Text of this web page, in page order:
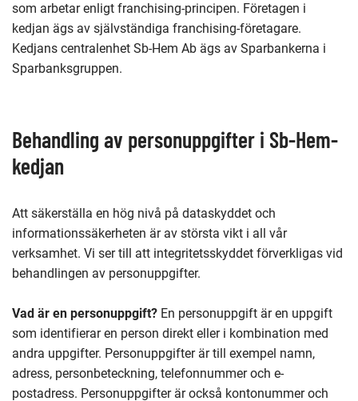
som arbetar enligt franchising-principen. Företagen i
kedjan ägs av självständiga franchising-företagare.
Kedjans centralenhet Sb-Hem Ab ägs av Sparbankerna i
Sparbanksgruppen.
Behandling av personuppgifter i Sb-Hem-
kedjan
Att säkerställa en hög nivå på dataskyddet och
informationssäkerheten är av största vikt i all vår
verksamhet. Vi ser till att integritetsskyddet förverkligas vid
behandlingen av personuppgifter.
Vad är en personuppgift? En personuppgift är en uppgift
som identifierar en person direkt eller i kombination med
andra uppgifter. Personuppgifter är till exempel namn,
adress, personbeteckning, telefonnummer och e-
postadress. Personuppgifter är också kontonummer och